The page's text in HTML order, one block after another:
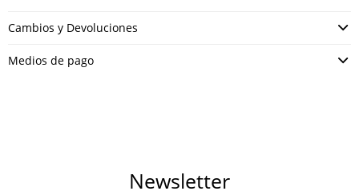
Cambios y Devoluciones
Medios de pago
Newsletter